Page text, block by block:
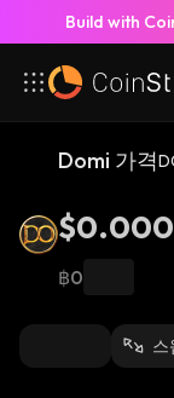
Build with
Domi 가격
1
฿0
스